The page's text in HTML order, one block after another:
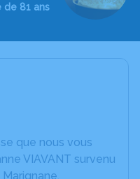
de 81 ans
que nous vous
VIAVANT survenu